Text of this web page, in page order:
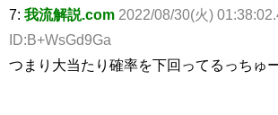
7: 我流解説.com 2022/08/30(火)
ID:B+WsGd9Ga
つまり大当たり確率を下回ってるっちゅ